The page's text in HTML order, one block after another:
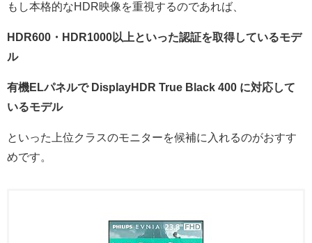
もし本格的なHDR映像を重視するのであれば、
HDR600・HDR1000以上といった認証を取得しているモデ
ル
有機ELパネルで DisplayHDR True Black 400 に対応して
いるモデル
といった上位クラスのモニターを候補に入れるのがおすす
めです。